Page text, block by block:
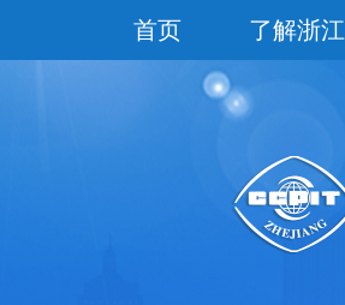
首页 了解浙江